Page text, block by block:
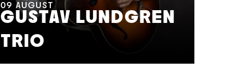
09 AUGUST
GUSTAV LUNDGREN
TRIO